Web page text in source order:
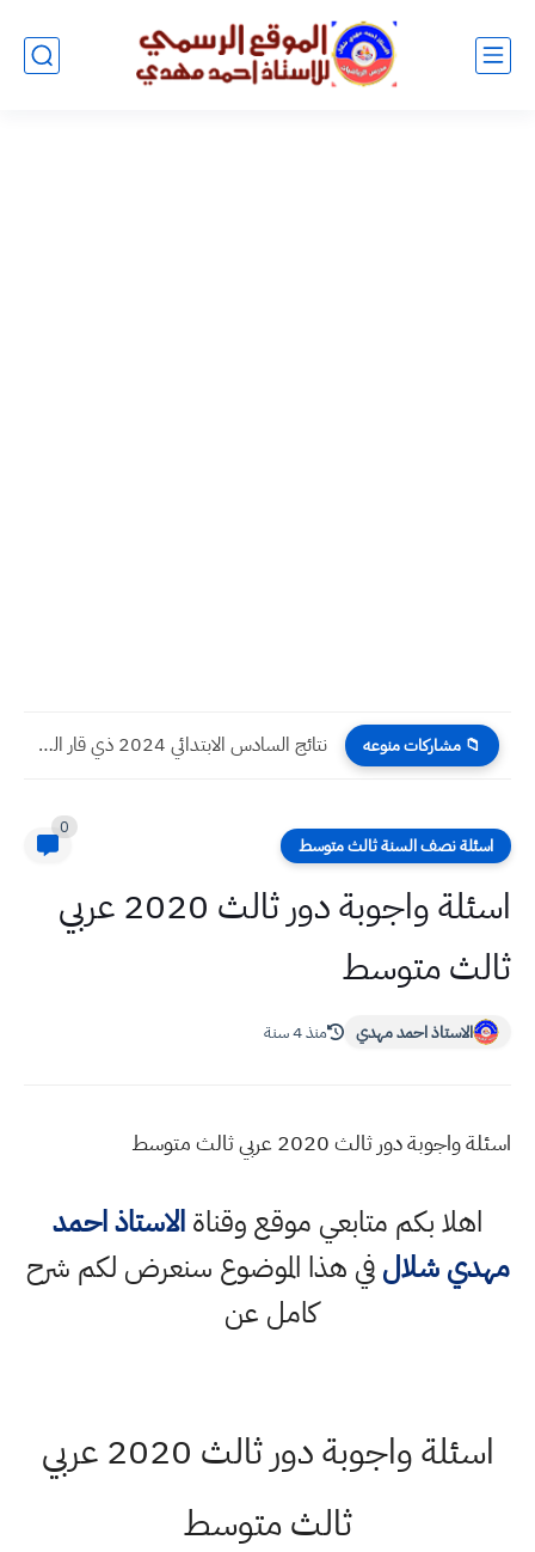
📁 مشاركات منوعه نتائج السادس الابتدائي 2024 ذي قار الدور الأول
اسئلة نصف السنة ثالث متوسط
0
اسئلة واجوبة دور ثالث 2020 عربي
ثالث متوسط
الاستاذ احمد مهدي منذ 4 سنة
اسئلة واجوبة دور ثالث 2020 عربي ثالث متوسط
اهلا بكم متابعي موقع وقناةالاستاذ احمد
مهدي شلالفي هذا الموضوع سنعرض لكم شرح
كامل عن
اسئلة واجوبة دور ثالث 2020 عربي
ثالث متوسط